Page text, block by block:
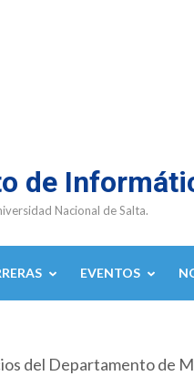
de
Nacional de Salta.
EVENTOS
del Departamento de